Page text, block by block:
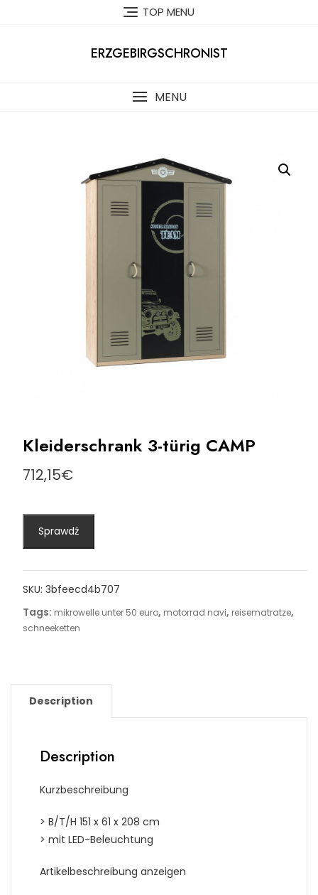
TOP MENU
ERZGEBIRGSCHRONIST
MENU
Kleiderschrank 3-türig CAMP
712,15€
Sprawdź
SKU: 3bfeecd4b707
Tags: mikrowelle unter 50 euro, motorrad navi, reisematratze,
schneeketten
Description
Description
Kurzbeschreibung
> B/T/H 151 x 61 x 208 cm
> mit LED-Beleuchtung
Artikelbeschreibung anzeigen